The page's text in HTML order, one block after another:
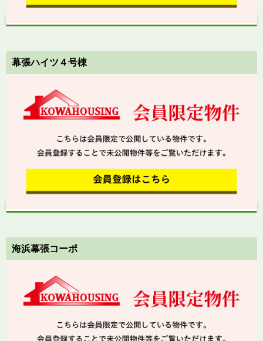
幕張ハイツ４号棟
海浜幕張コーポ